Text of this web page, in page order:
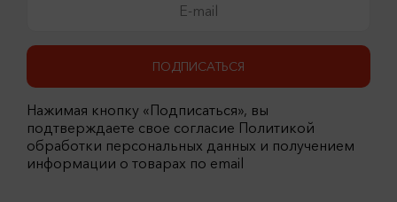
ПОДПИСАТЬСЯ
Нажимая кнопку «Подписаться», вы
подтверждаете свое согласие Политикой
обработки персональных данных и получением
информации о товарах по email